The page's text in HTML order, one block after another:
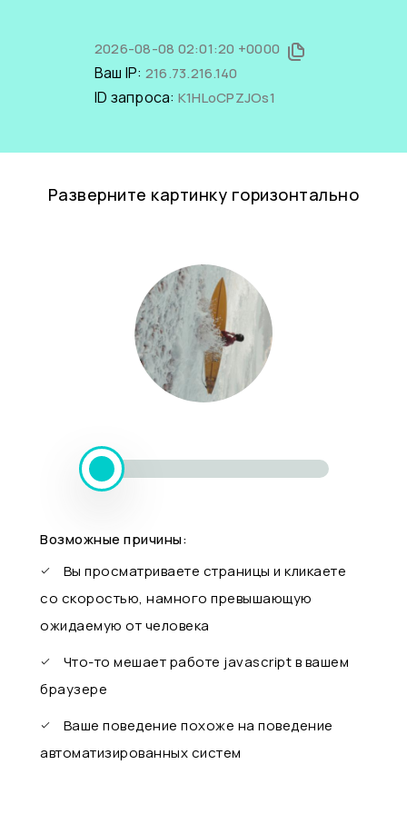
2026-08-08 02:01:20 +0000
Ваш IP: 216.73.216.140
ID запроса: K1HLoCPZJOs1
Разверните картинку горизонтально
Возможные причины:
Вы просматриваете страницы и кликаете
со скоростью, намного превышающую
ожидаемую от человека
Что-то мешает работе javascript в вашем
браузере
Ваше поведение похоже на поведение
автоматизированных систем